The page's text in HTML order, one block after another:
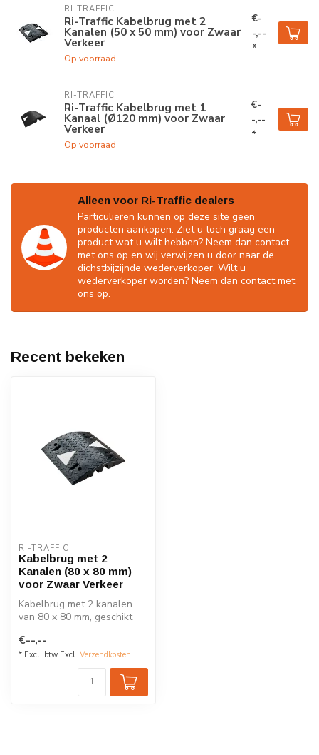
RI-TRAFFIC
Ri-Traffic Kabelbrug met 2
Kanalen (50 x 50 mm) voor Zwaar
Verkeer
Op voorraad
€-
-,--
*
RI-TRAFFIC
Ri-Traffic Kabelbrug met 1
Kanaal (Ø120 mm) voor Zwaar
Verkeer
Op voorraad
€-
-,--
*
Alleen voor Ri-Traffic dealers
Particulieren kunnen op deze site geen
producten aankopen. Ziet u toch graag een
product wat u wilt hebben? Neem dan contact
met ons op en wij verwijzen u door naar de
dichstbijzijnde wederverkoper. Wilt u
wederverkoper worden? Neem dan contact met
ons op.
Recent bekeken
RI-TRAFFIC
Kabelbrug met 2
Kanalen (80 x 80 mm)
voor Zwaar Verkeer
Kabelbrug met 2 kanalen
van 80 x 80 mm, geschikt
Gemaakt van...
€--,--
* Excl. btw Excl. Verzendkosten